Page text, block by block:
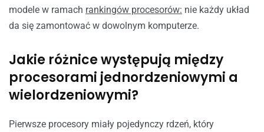
modele w ramach rankingów procesorów: nie każdy układ
da się zamontować w dowolnym komputerze.
Jakie różnice występują między
procesorami jednordzeniowymi a
wielordzeniowymi?
Pierwsze procesory miały pojedynczy rdzeń, który